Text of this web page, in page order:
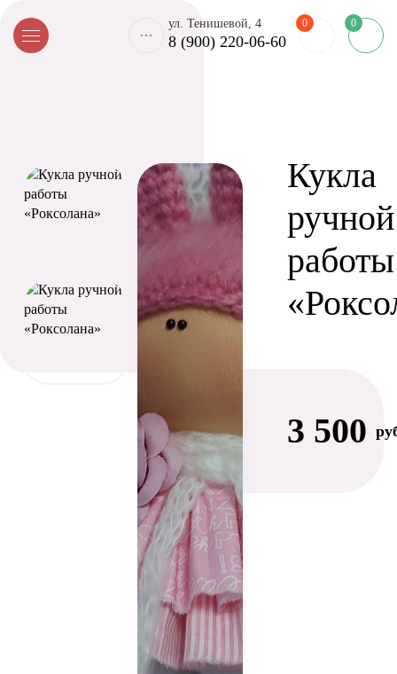
ул. Тенишевой, 4
8 (900) 220-06-60
0 0
Кукла
ручной
работы
3 500